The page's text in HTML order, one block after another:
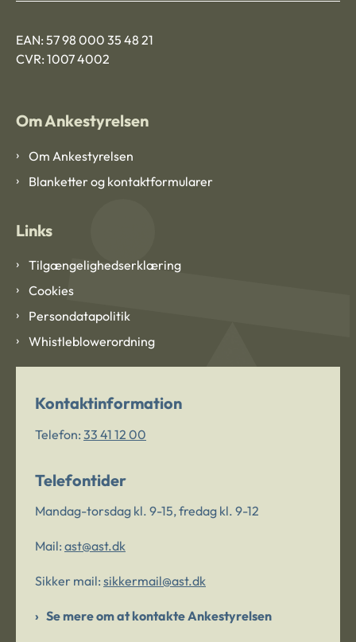
EAN: 57 98 000 35 48 21
CVR: 1007 4002
Om Ankestyrelsen
Om Ankestyrelsen
Blanketter og kontaktformularer
Links
Tilgængelighedserklæring
Cookies
Persondatapolitik
Whistleblowerordning
Kontaktinformation
Telefon: 33 41 12 00
Telefontider
Mandag-torsdag kl. 9-15, fredag kl. 9-12
Mail: ast@ast.dk
Sikker mail: sikkermail@ast.dk
Se mere om at kontakte Ankestyrelsen